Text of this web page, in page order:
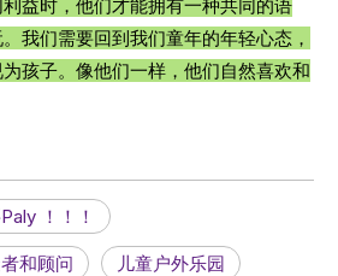
益时，他们才能拥有一种共同的语
我们需要回到我们童年的年轻心态，
孩子。像他们一样，他们自然喜欢和
！！！
和顾问 儿童户外乐园